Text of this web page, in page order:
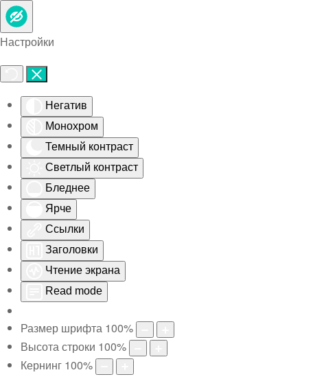
Настройки
Негатив
Монохром
Темный контраст
Светлый контраст
Бледнее
Ярче
Ссылки
Заголовки
Чтение экрана
Read mode
Размер шрифта 100%
Высота строки 100%
Кернинг 100%
Skip to main content